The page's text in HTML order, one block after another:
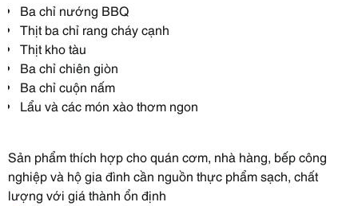
Ba chỉ nướng BBQ
Thịt ba chỉ rang cháy cạnh
Thịt kho tàu
Ba chỉ chiên giòn
Ba chỉ cuộn nấm
Lẩu và các món xào thơm ngon
Sản phẩm thích hợp cho quán cơm, nhà hàng, bếp công
nghiệp và hộ gia đình cần nguồn thực phẩm sạch, chất
lượng với giá thành ổn định